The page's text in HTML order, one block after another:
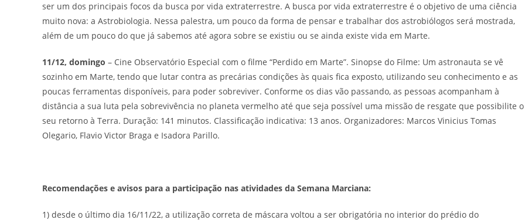
ser um dos principais focos da busca por vida extraterrestre. A busca por vida extraterrestre é o objetivo de uma ciência
muito nova: a Astrobiologia. Nessa palestra, um pouco da forma de pensar e trabalhar dos astrobiólogos será mostrada,
além de um pouco do que já sabemos até agora sobre se existiu ou se ainda existe vida em Marte.
11/12, domingo – Cine Observatório Especial com o filme “Perdido em Marte”. Sinopse do Filme: Um astronauta se vê
sozinho em Marte, tendo que lutar contra as precárias condições às quais fica exposto, utilizando seu conhecimento e as
poucas ferramentas disponíveis, para poder sobreviver. Conforme os dias vão passando, as pessoas acompanham à
distância a sua luta pela sobrevivência no planeta vermelho até que seja possível uma missão de resgate que possibilite o
seu retorno à Terra. Duração: 141 minutos. Classificação indicativa: 13 anos. Organizadores: Marcos Vinicius Tomas
Olegario, Flavio Victor Braga e Isadora Parillo.
Recomendações e avisos para a participação nas atividades da Semana Marciana:
1) desde o último dia 16/11/22, a utilização correta de máscara voltou a ser obrigatória no interior do prédio do